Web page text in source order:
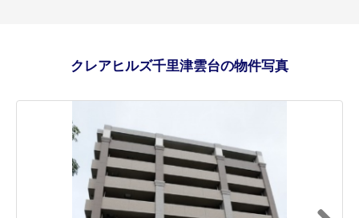
クレアヒルズ千里津雲台の物件写真